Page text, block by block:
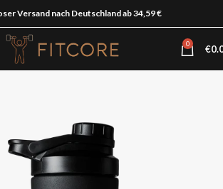
Versand nach Deutschland ab 34,59 €
0 €